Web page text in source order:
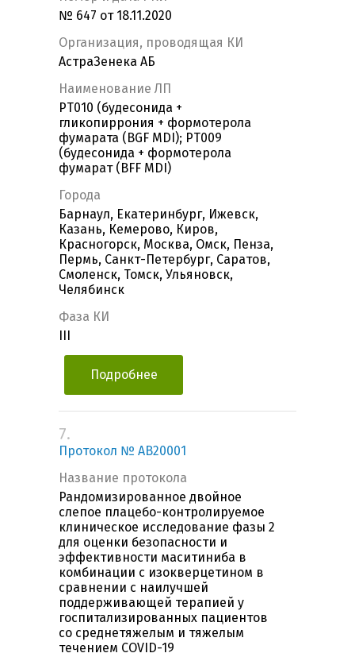
№ 647 от 18.11.2020
Организация, проводящая КИ
АстраЗенека АБ
Наименование ЛП
PT010 (будесонида +
гликопиррония + формотерола
фумарата (BGF MDI); PT009
(будесонида + формотерола
фумарат (BFF MDI)
Города
Барнаул, Екатеринбург, Ижевск,
Казань, Кемерово, Киров,
Красногорск, Москва, Омск, Пенза,
Пермь, Санкт-Петербург, Саратов,
Смоленск, Томск, Ульяновск,
Челябинск
Фаза КИ
Подробнее
7.
Протокол № AB20001
Название протокола
Рандомизированное двойное
слепое плацебо-контролируемое
клиническое исследование фазы 2
для оценки безопасности и
эффективности маситиниба в
комбинации с изокверцетином в
сравнении с наилучшей
поддерживающей терапией у
госпитализированных пациентов
со среднетяжелым и тяжелым
течением COVID-19